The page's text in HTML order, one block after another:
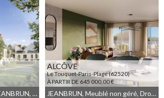
€ À PARTIR DE 93 000,00 €
Résidence Principale, JEANBRUN, Meublé non géré, Droit commun
ALCÔVE
Le Touquet-Paris-Plage (62520)
À PARTIR DE 645 000,00 €
JEANBRUN, Meublé non géré, Droit commun